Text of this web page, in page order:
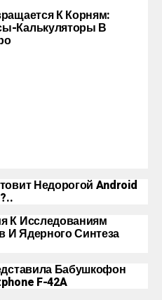
К Корням:
Калькуляторы В
Недорогой Android
К Исследованиям
И Ядерного Синтеза
Бабушкофон
F-42A